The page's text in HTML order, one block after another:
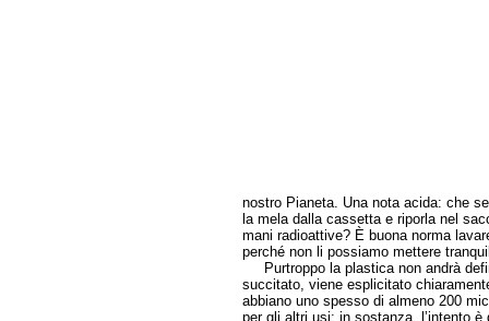
nostro Pianeta. Una nota acida: che
la mela dalla cassetta e riporla nel
mani radioattive? È buona norma
perché non li possiamo mettere
Purtroppo la plastica non andrà
succitato, viene esplicitato
abbiano uno spesso di almeno 200
per gli altri usi; in sostanza, l’intento